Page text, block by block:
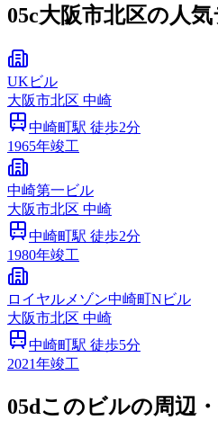
05c大阪市北区の人
UKビル
大阪市北区 中崎
中崎町駅 徒歩2分
1965年竣工
中崎第一ビル
大阪市北区 中崎
中崎町駅 徒歩2分
1980年竣工
ロイヤルメゾン中崎町Nビル
大阪市北区 中崎
中崎町駅 徒歩5分
2021年竣工
05dこのビルの周辺